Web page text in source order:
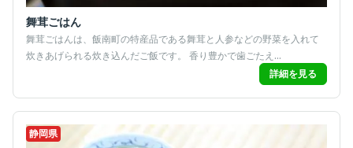
舞茸ごはん
舞茸ごはんは、飯南町の特産品である舞茸と人参などの野菜を入れて
炊きあげられる炊き込んだご飯です。 香り豊かで歯ごたえ...
詳細を見る
静岡県